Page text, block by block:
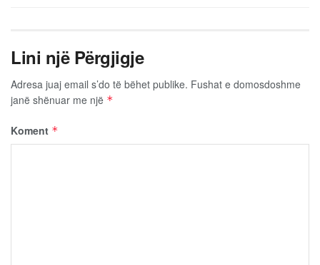
Lini një Përgjigje
Adresa juaj email s’do të bëhet publike. Fushat e domosdoshme
janë shënuar me një *
Koment *